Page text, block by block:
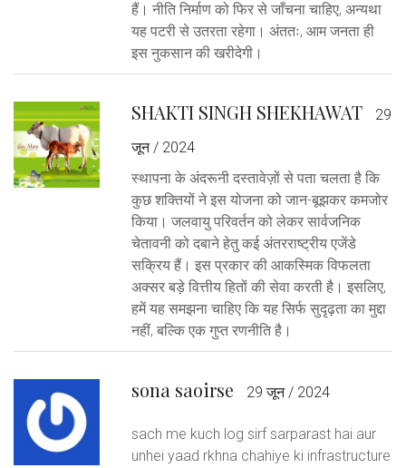
हैं। नीति निर्माण को फिर से जाँचना चाहिए, अन्यथा
यह पटरी से उतरता रहेगा। अंततः, आम जनता ही
इस नुकसान की खरीदेगी।
SHAKTI SINGH SHEKHAWAT
29
जून / 2024
स्थापना के अंदरूनी दस्तावेज़ों से पता चलता है कि
कुछ शक्तियों ने इस योजना को जान-बूझकर कमजोर
किया। जलवायु परिवर्तन को लेकर सार्वजनिक
चेतावनी को दबाने हेतु कई अंतरराष्ट्रीय एजेंडे
सक्रिय हैं। इस प्रकार की आकस्मिक विफलता
अक्सर बड़े वित्तीय हितों की सेवा करती है। इसलिए,
हमें यह समझना चाहिए कि यह सिर्फ सुदृढ़ता का मुद्दा
नहीं, बल्कि एक गुप्त रणनीति है।
sona saoirse 29 जून / 2024
sach me kuch log sirf sarparast hai aur
unhei yaad rkhna chahiye ki infrastructure